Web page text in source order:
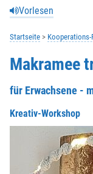
Vorlesen
Startseite Kooperations-
Makramee
für Erwachsene -
Kreativ-Workshop